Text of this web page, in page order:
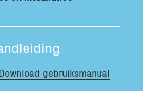
gebruiksmanual